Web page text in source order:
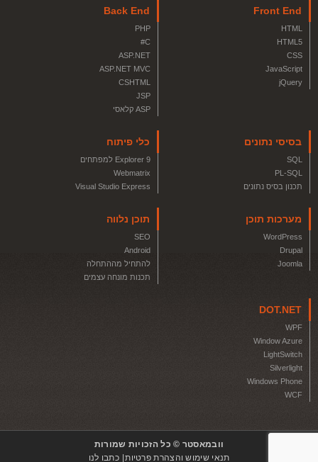
Front End
HTML
HTML5
CSS
JavaScript
jQuery
Back End
PHP
C#
ASP.NET
ASP.NET MVC
CSHTML
JSP
ASP קלאסי
בסיסי נתונים
SQL
PL-SQL
תכנון בסיס נתונים
כלי פיתוח
Explorer 9 למפתחים
Webmatrix
Visual Studio Express
מערכות תוכן
WordPress
Drupal
Joomla
תוכן נלווה
SEO
Android
להתחיל מההתחלה
תכנות מונחה עצמים
DOT.NET
WPF
Window Azure
LightSwitch
Silverlight
Windows Phone
WCF
וובמאסטר © כל הזכויות שמורות
תנאי שימוש והצהרת פרטיות כתבו לנו